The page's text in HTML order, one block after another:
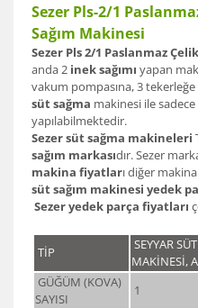
Sezer Pls-2/1
Sağım Makinesi
Sezer Pls 2/1 Paslanmaz
anda 2 inek sağımı yapan
vakum pompasına, 3 tekerleğe
süt sağma makinesi ile
yapılabilmektedir.
Sezer süt sağma makineleri
sağım markasıdır. Sezer
makina fiyatları diğer
süt sağım makinesi yedek
Sezer yedek parça fiyatları
TİP
SEYYAR
MAKİNESİ,
GÜĞÜM (KOVA)
SAYISI
1